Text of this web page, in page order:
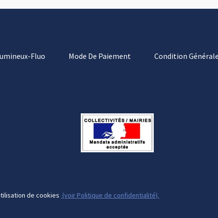
Fluo Mode De Paiement Condition
de cookies (voir Politique de confidentialité).